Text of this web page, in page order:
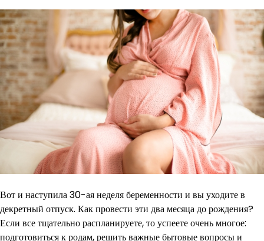
Вот и наступила 30-ая неделя беременности и вы уходите в
декретный отпуск. Как провести эти два месяца до рождения?
Если все тщательно распланируете, то успеете очень многое:
подготовиться к родам, решить важные бытовые вопросы и